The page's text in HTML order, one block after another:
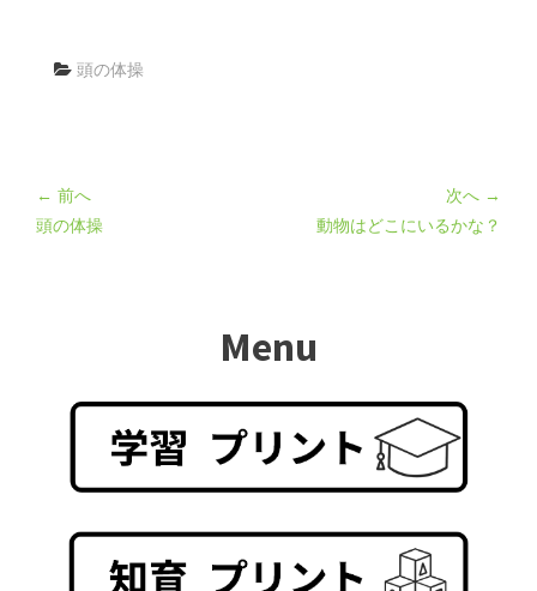
頭の体操
← 前へ
頭の体操
次へ →
動物はどこにいるかな？
Menu